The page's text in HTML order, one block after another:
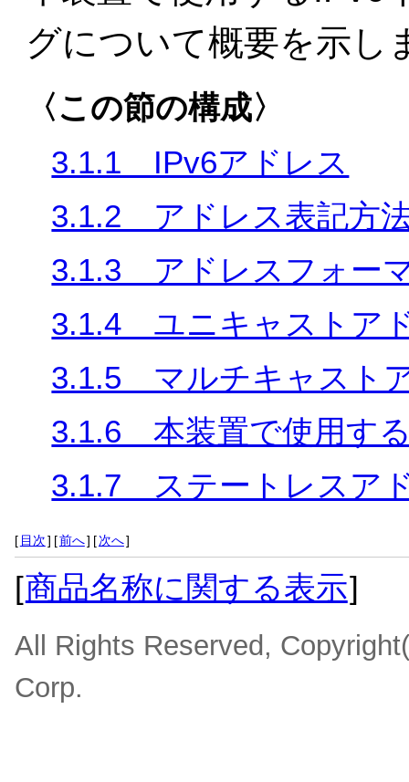
グについて概要を示し
〈この節の構成〉
3.1.1 IPv6アドレス
3.1.2 アドレス表記方
3.1.3 アドレスフォー
3.1.4 ユニキャストア
3.1.5 マルチキャスト
3.1.6 本装置で使用す
3.1.7 ステートレスア
[ 目次] [前へ] [次へ]
[商品名称に関する表示]
All Rights Reserved,
Corp.